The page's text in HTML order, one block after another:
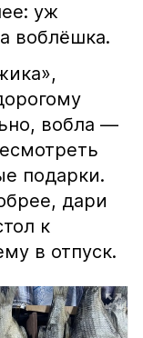
уж
воблёшка.
вобла —
подарки.
дари
к
в отпуск.